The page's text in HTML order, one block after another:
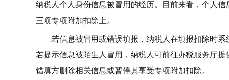
纳税人个人身份信息被冒用的经历。目前来看，个人
三项专项附加扣除上。
若信息被冒用或错误填报，纳税人在填报扣除时
若提示信息被陌生人冒用，纳税人可前往办税服务厅
错填方删除相关信息或暂停其享受专项附加扣除。